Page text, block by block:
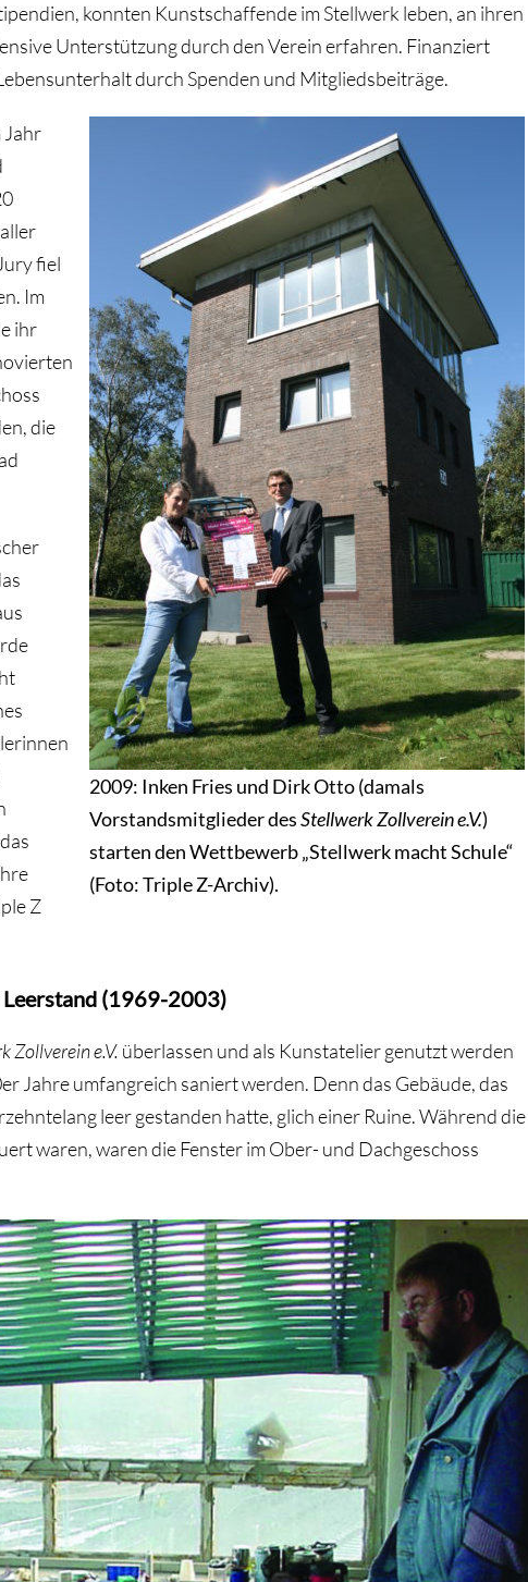
konnten Kunstschaffende im Stellwerk leben, an ihren
Unterstützung durch den Verein erfahren. Finanziert
durch Spenden und Mitgliedsbeiträge.
2009: Inken Fries und Dirk Otto (damals
Vorstandsmitglieder desStellwerk Zollverein e.V.)
starten den Wettbewerb „Stellwerk macht Schule“
(Foto: Triple Z-Archiv).
Jahr
fiel
Im
ihr
die
Z
Leerstand (1969-2003)
Zollverein e.V. überlassen und als Kunstatelier genutzt werden
Jahre umfangreich saniert werden. Denn das Gebäude, das
leer gestanden hatte, glich einer Ruine. Während die
waren, waren die Fenster im Ober- und Dachgeschoss